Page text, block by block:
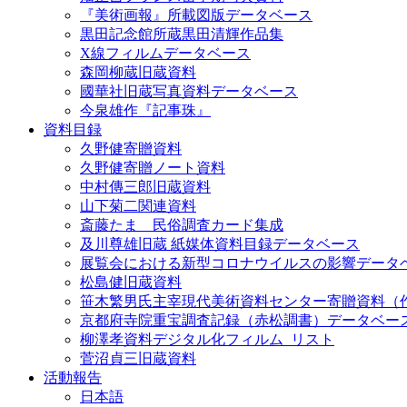
『美術画報』所載図版データベース
黒田記念館所蔵黒田清輝作品集
X線フィルムデータベース
森岡柳蔵旧蔵資料
國華社旧蔵写真資料データベース
今泉雄作『記事珠』
資料目録
久野健寄贈資料
久野健寄贈ノート資料
中村傳三郎旧蔵資料
山下菊二関連資料
斎藤たま 民俗調査カード集成
及川尊雄旧蔵 紙媒体資料目録データベース
展覧会における新型コロナウイルスの影響データ
松島健旧蔵資料
笹木繁男氏主宰現代美術資料センター寄贈資料（
京都府寺院重宝調査記録（赤松調書）データベー
柳澤孝資料デジタル化フィルム_リスト
菅沼貞三旧蔵資料
活動報告
日本語